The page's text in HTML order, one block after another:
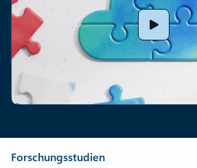
Forschungsstudien